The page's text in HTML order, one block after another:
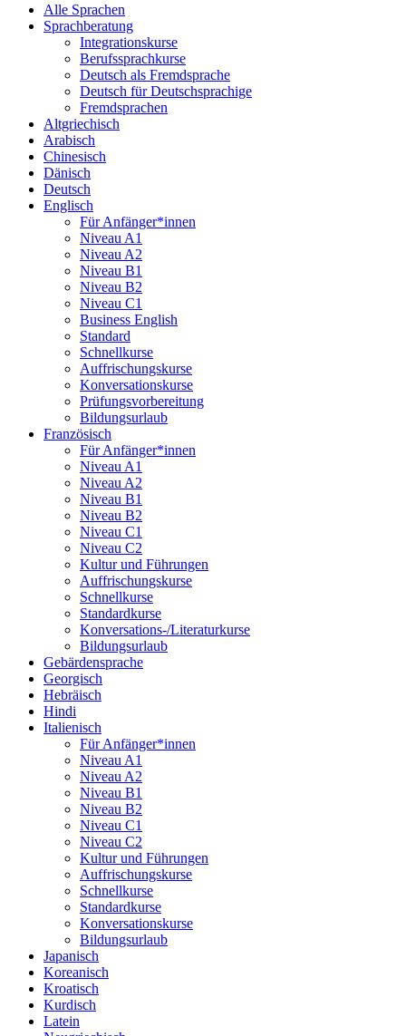
Alle Sprachen
Sprachberatung
Integrationskurse
Berufssprachkurse
Deutsch als Fremdsprache
Deutsch für Deutschsprachige
Fremdsprachen
Altgriechisch
Arabisch
Chinesisch
Dänisch
Deutsch
Englisch
Für Anfänger*innen
Niveau A1
Niveau A2
Niveau B1
Niveau B2
Niveau C1
Business English
Standard
Schnellkurse
Auffrischungskurse
Konversationskurse
Prüfungsvorbereitung
Bildungsurlaub
Französisch
Für Anfänger*innen
Niveau A1
Niveau A2
Niveau B1
Niveau B2
Niveau C1
Niveau C2
Kultur und Führungen
Auffrischungskurse
Schnellkurse
Standardkurse
Konversations-/Literaturkurse
Bildungsurlaub
Gebärdensprache
Georgisch
Hebräisch
Hindi
Italienisch
Für Anfänger*innen
Niveau A1
Niveau A2
Niveau B1
Niveau B2
Niveau C1
Niveau C2
Kultur und Führungen
Auffrischungskurse
Schnellkurse
Standardkurse
Konversationskurse
Bildungsurlaub
Japanisch
Koreanisch
Kroatisch
Kurdisch
Latein